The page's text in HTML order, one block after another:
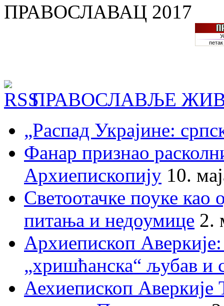
ПРАВОСЛАВАЦ 2017
ПРАВОСЛАВЉЕ
„Распад Украјине:
Фанар признао
Архиепископију 10.
Светоотачке поуке као
питања и недоумице 2.
Архиепископ
„хришћанска“ љубав и
Аехиепископ